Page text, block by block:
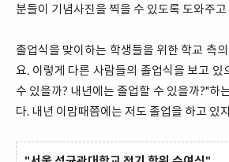
분들이 기념사진을 찍을 수 있도록 도와주
졸업식을 맞이하는 학생들을 위한 학교 측
요. 이렇게 다른 사람들의 졸업식을 보고 있
수 있을까? 내년에는 졸업할 수 있을까?"하
다. 내년 이맘때쯤에는 저도 졸업을 하고 있